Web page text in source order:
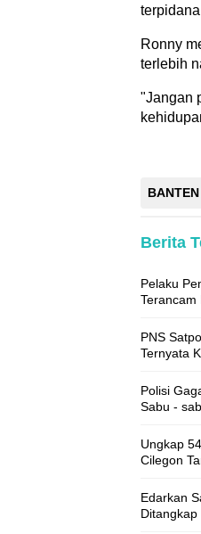
Ronny
terlebih
"Jangan
BANTEN
Berita
Pelaku
Terancam
PNS
Ternyata
Polisi
Sabu -
Ungkap
Cilegon
Edarkan